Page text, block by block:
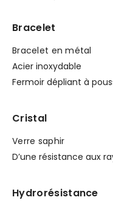
Bracelet
Bracelet en métal
Acier inoxydable
Fermoir dépliant à
Cristal
Verre saphir
D’une résistance aux
Hydrorésistance